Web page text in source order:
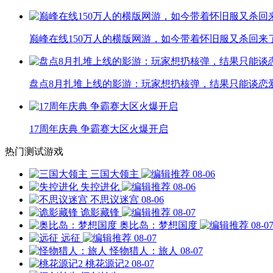
巅峰在线150万人的横版网游，如今带着怀旧服又杀回来
盘点8月扎堆上线的影游：玩家想扔核弹，结果只能谈恋
17周年庆典 争霸赛大区火爆开启
热门测试游戏
三国大领主
08-06
失控进化
08-06
不思议迷宫 08-06
诡影藏锋
08-07
奥比岛：梦想国度
08-07
远征
08-07
怪物猎人：旅人 08-07
桃花源记2 08-07